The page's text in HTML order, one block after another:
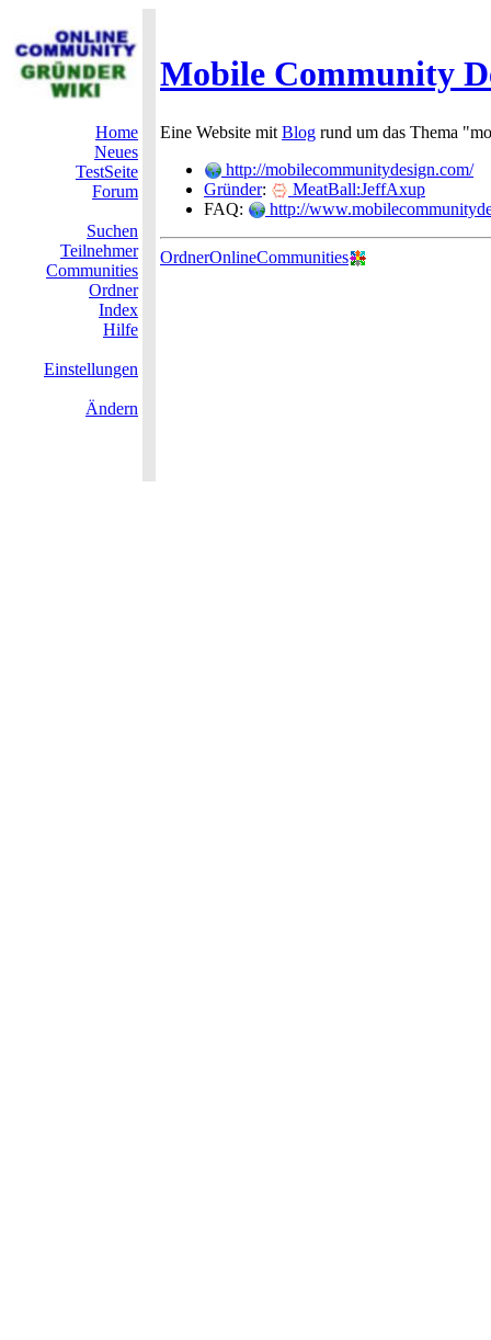
Mobile Community
Home
Neues
TestSeite
Forum
Suchen
Teilnehmer
Communities
Ordner
Index
Hilfe
Einstellungen
Ändern
Eine Website mit Blog rund um das Thema
http://mobilecommunitydesign.com/
Gründer:
MeatBall:JeffAxup
FAQ:
http://
OrdnerOnlineCommunities